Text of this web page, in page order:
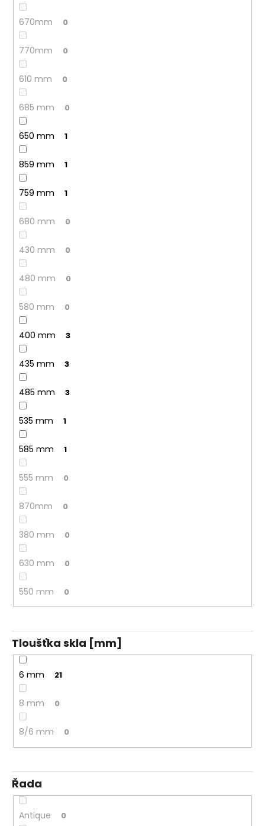
670mm 0
770mm 0
610 mm 0
685 mm 0
650 mm 1
859 mm 1
759 mm 1
680 mm 0
430 mm 0
480 mm 0
580 mm 0
400 mm 3
435 mm 3
485 mm 3
535 mm 1
585 mm 1
555 mm 0
870mm 0
380 mm 0
630 mm 0
550 mm 0
Tloušťka skla [mm]
6 mm 21
8 mm 0
8/6 mm 0
Řada
Antique 0